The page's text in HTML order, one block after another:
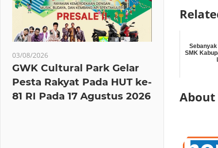
SMK
About
03/08/2026
GWK Cultural Park Gelar
Pesta Rakyat Pada HUT ke-
81 RI Pada 17 Agustus 2026